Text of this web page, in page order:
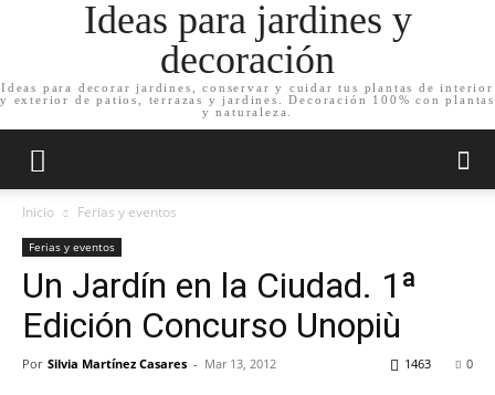
Ideas para jardines y
decoración
Ideas para decorar jardines, conservar y cuidar tus plantas de interior
y exterior de patios, terrazas y jardines. Decoración 100% con plantas
y naturaleza.
Inicio Ferias y eventos
Ferias y eventos
Un Jardín en la Ciudad. 1ª
Edición Concurso Unopiù
Por Silvia Martínez Casares - Mar 13, 2012 0
1463